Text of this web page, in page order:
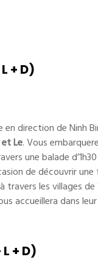
+ D)
direction de Ninh
et Le. Vous
une balade
de découvrir
les villages
accueillera dans
L + D)